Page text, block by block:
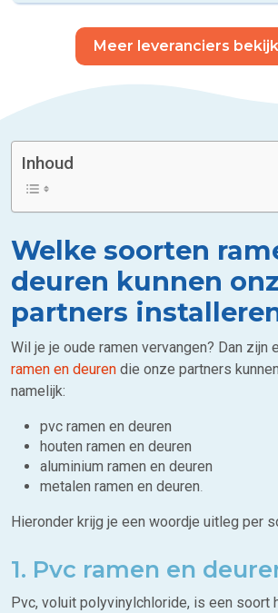
Meer leveranciers
Inhoud
Welke soorten
deuren kunnen
partners
Wil je je oude ramen vervangen? Dan zijn
ramen en deuren die onze partners
namelijk:
pvc ramen en deuren
houten ramen en deuren
aluminium ramen en deuren
metalen ramen en deuren.
Hieronder krijg je een woordje uitleg per
1. Pvc ramen en
Pvc, voluit polyvinylchloride, is een soort